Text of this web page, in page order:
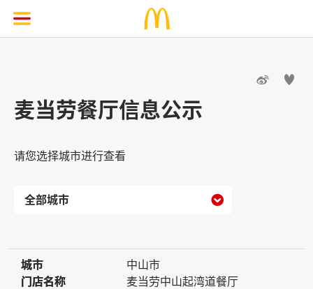
 
麦当劳餐厅信息公示
请您选择城市进行查看

城市
城市
中山市
门店名称
门店名称
麦当劳中山起湾道餐厅